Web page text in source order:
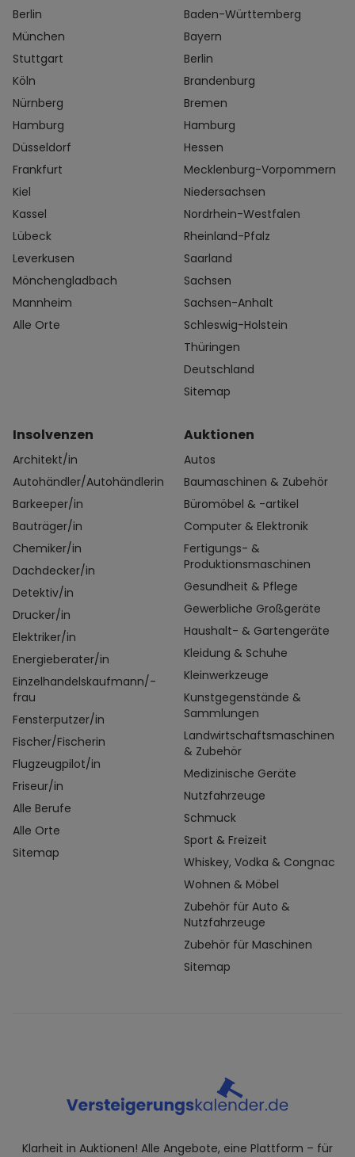
Berlin
München
Stuttgart
Köln
Nürnberg
Hamburg
Düsseldorf
Frankfurt
Kiel
Kassel
Lübeck
Leverkusen
Mönchengladbach
Mannheim
Alle Orte
Baden-Württemberg
Bayern
Berlin
Brandenburg
Bremen
Hamburg
Hessen
Mecklenburg-Vorpommern
Niedersachsen
Nordrhein-Westfalen
Rheinland-Pfalz
Saarland
Sachsen
Sachsen-Anhalt
Schleswig-Holstein
Thüringen
Deutschland
Sitemap
Insolvenzen
Architekt/in
Autohändler/Autohändlerin
Barkeeper/in
Bauträger/in
Chemiker/in
Dachdecker/in
Detektiv/in
Drucker/in
Elektriker/in
Energieberater/in
Einzelhandelskaufmann/-
frau
Fensterputzer/in
Fischer/Fischerin
Flugzeugpilot/in
Friseur/in
Alle Berufe
Alle Orte
Sitemap
Auktionen
Autos
Baumaschinen & Zubehör
Büromöbel & -artikel
Computer & Elektronik
Fertigungs- &
Produktionsmaschinen
Gesundheit & Pflege
Gewerbliche Großgeräte
Haushalt- & Gartengeräte
Kleidung & Schuhe
Kleinwerkzeuge
Kunstgegenstände &
Sammlungen
Landwirtschaftsmaschinen
& Zubehör
Medizinische Geräte
Nutzfahrzeuge
Schmuck
Sport & Freizeit
Whiskey, Vodka & Congnac
Wohnen & Möbel
Zubehör für Auto &
Nutzfahrzeuge
Zubehör für Maschinen
Sitemap
Klarheit in Auktionen! Alle Angebote, eine Plattform – für